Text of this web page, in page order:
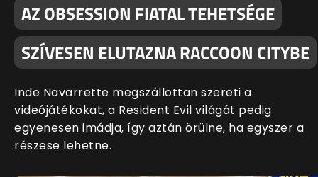
AZ OBSESSION FIATAL TEHETSÉGE
SZÍVESEN ELUTAZNA RACCOON CITYBE
Inde Navarrette megszállottan szereti a
videójátékokat, a Resident Evil világát pedig
egyenesen imádja, így aztán örülne, ha egyszer a
részese lehetne.